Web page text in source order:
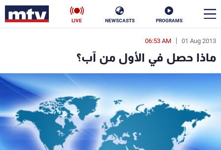
PROGRAMS
NEWSCASTS
LIVE
01 Aug 2013
06:53 AM
ماذا حصل في الأول من آب؟
en
الأخبار
سياسة ناس
إقتصاد فن
منوعات رياضة